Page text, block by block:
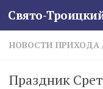
Skip to content
НОВОСТИ ПРИХОДА
Праздник